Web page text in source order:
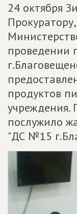
24 октября
продуктов
учреждения.
послужило
"ДС №15